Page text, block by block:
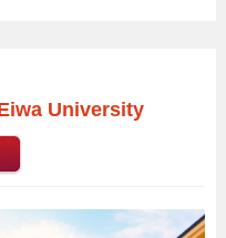
University